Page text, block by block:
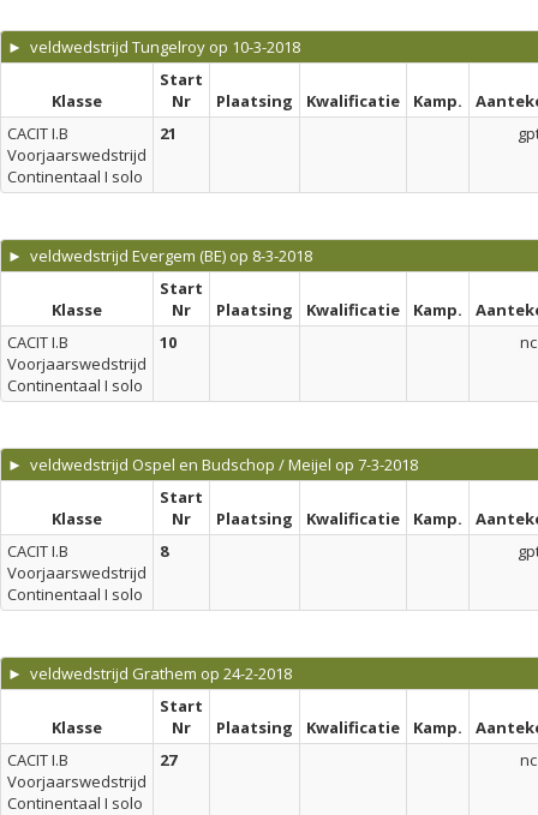
► veldwedstrijd Tungelroy op 10-3-2018
Klasse
Start
Nr
Plaatsing Kwalificatie Kamp.
CACIT I.B
Voorjaarswedstrijd
Continentaal I solo
21
► veldwedstrijd Evergem (BE) op 8-3-2018
Klasse
Start
Nr
Plaatsing Kwalificatie Kamp.
CACIT I.B
Voorjaarswedstrijd
Continentaal I solo
10 nc
► veldwedstrijd Ospel en Budschop / Meijel op 7-3-2018
Klasse
Start
Nr
Plaatsing Kwalificatie Kamp.
CACIT I.B
Voorjaarswedstrijd
Continentaal I solo
8
► veldwedstrijd Grathem op 24-2-2018
Klasse
Start
Nr
Plaatsing Kwalificatie Kamp.
CACIT I.B
Voorjaarswedstrijd
Continentaal I solo
27 nc